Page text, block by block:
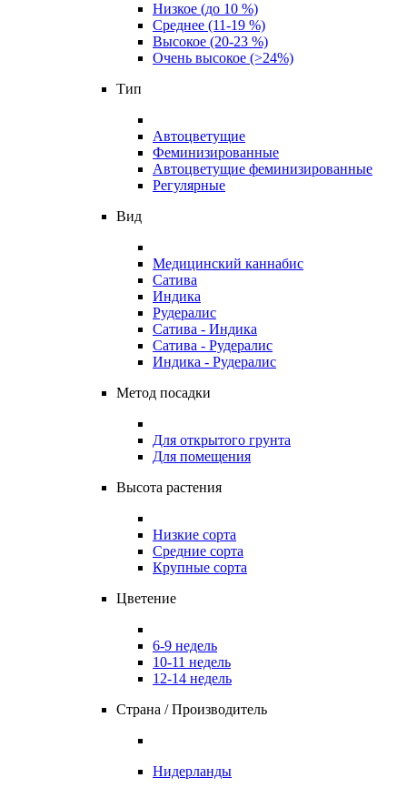
Низкое (до 10 %)
Среднее (11-19 %)
Высокое (20-23 %)
Очень высокое (>24%)
Тип
Автоцветущие
Феминизированные
Автоцветущие феминизированные
Регулярные
Вид
Медицинский каннабис
Сатива
Индика
Рудералис
Сатива - Индика
Сатива - Рудералис
Индика - Рудералис
Метод посадки
Для открытого грунта
Для помещения
Высота растения
Низкие сорта
Средние сорта
Крупные сорта
Цветение
6-9 недель
10-11 недель
12-14 недель
Страна / Производитель
Нидерланды